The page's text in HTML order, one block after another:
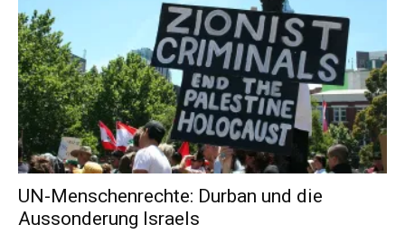
UN-Menschenrechte: Durban und die
Aussonderung Israels